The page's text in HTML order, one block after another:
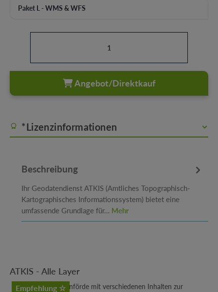
Paket L - WMS & WFS
Angebot/Direktkauf
*Lizenzinformationen
Beschreibung
Ihr Geodatendienst ATKIS (Amtliches Topographisch-
Kartographisches Informationssystem) bietet eine
umfassende Grundlage für… Mehr
Produktgalerie überspringen
ATKIS - Alle Layer
Empfehlung ☆